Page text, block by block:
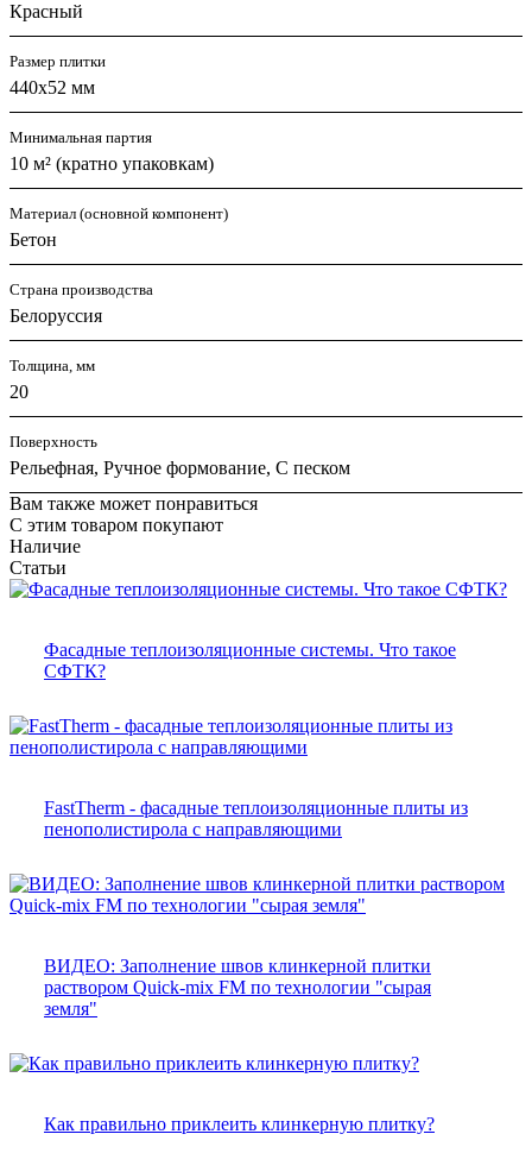
Красный
Размер плитки
440х52 мм
Минимальная партия
10 м² (кратно упаковкам)
Материал (основной компонент)
Бетон
Страна производства
Белоруссия
Толщина, мм
20
Поверхность
Рельефная, Ручное формование, С песком
Вам также может понравиться
С этим товаром покупают
Наличие
Статьи
Фасадные теплоизоляционные системы. Что такое
СФТК?
FastTherm - фасадные теплоизоляционные плиты из
пенополистирола с направляющими
ВИДЕО: Заполнение швов клинкерной плитки
раствором Quick-mix FM по технологии "сырая
земля"
Как правильно приклеить клинкерную плитку?